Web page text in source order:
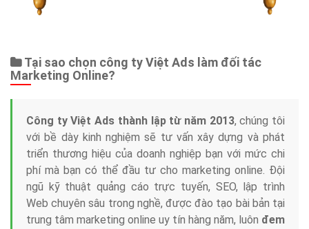
Tại sao chọn công ty Việt Ads làm đối tác
Marketing Online?
Công ty Việt Ads thành lập từ năm 2013, chúng tôi
với bề dày kinh nghiệm sẽ tư vấn xây dựng và phát
triển thương hiệu của doanh nghiệp bạn với mức chi
phí mà bạn có thể đầu tư cho marketing online. Đội
ngũ kỹ thuật quảng cáo trực tuyến, SEO, lập trình
Web chuyên sâu trong nghề, được đào tạo bài bản tại
trung tâm marketing online uy tín hàng năm, luôn đem